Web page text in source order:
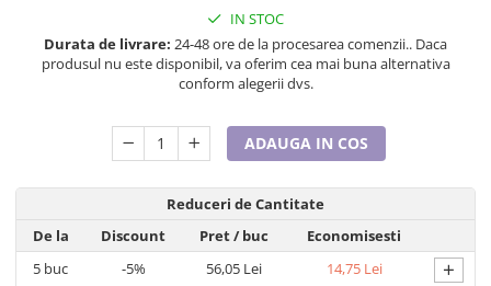
IN STOC
Durata de livrare: 24-48 ore de la procesarea comenzii.. Daca
produsul nu este disponibil, va oferim cea mai buna alternativa
conform alegerii dvs.
ADAUGA IN COS
Reduceri de Cantitate
De la
Discount Pret/ buc
Economisesti
5 buc -5% 56,05 Lei 14,75 Lei +